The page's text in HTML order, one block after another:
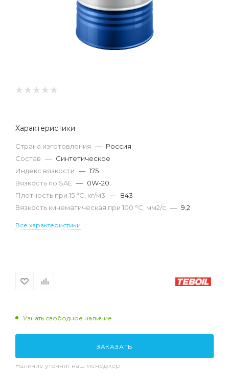
Характеристики
Страна изготовления — Россия
Состав — Синтетическое
Индекс вязкости — 175
Вязкость по SAE — 0W-20
Плотность при 15 °С, кг/м3 — 843
Вязкость кинематическая при 100 °С, мм2/с — 9,2
Все характеристики
Узнать свободное наличие
ЗАКАЗАТЬ
Наличие уточнит наш менеджер